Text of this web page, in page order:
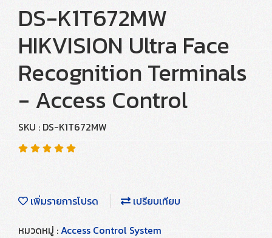
DS-K1T672MW
HIKVISION Ultra Face
Recognition Terminals
- Access Control
SKU : DS-K1T672MW
เพิ่มรายการโปรด
เปรียบเทียบ
หมวดหมู่ :Access Control System